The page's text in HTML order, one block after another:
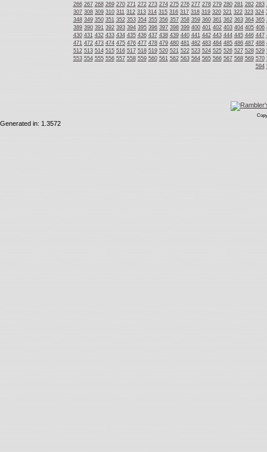
266 267 268 269 270 271 272 273 274 275 276 277 278 279 280 281 282 283
307 308 309 310 311 312 313 314 315 316 317 318 319 320 321 322 323 324
348 349 350 351 352 353 354 355 356 357 358 359 360 361 362 363 364 365
389 390 391 392 393 394 395 396 397 398 399 400 401 402 403 404 405 406
430 431 432 433 434 435 436 437 438 439 440 441 442 443 444 445 446 447
471 472 473 474 475 476 477 478 479 480 481 482 483 484 485 486 487 488
512 513 514 515 516 517 518 519 520 521 522 523 524 525 526 527 528 529
553 554 555 556 557 558 559 560 561 562 563 564 565 566 567 568 569 570
594
Generated in: 1.3572